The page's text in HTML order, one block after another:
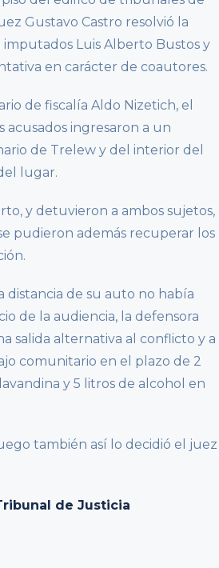
Gustavo Castro resolvió la
Luis Alberto Bustos y
en carácter de coautores.
de fiscalía Aldo Nizetich, el
acusados ingresaron a un
de Trelew y del interior del
lugar.
y detuvieron a ambos sujetos,
pudieron además recuperar los
de su auto no había
de la audiencia, la defensora
salida alternativa al conflicto y a
comunitario en el plazo de 2
y 5 litros de alcohol en
también así lo decidió el juez
de Justicia